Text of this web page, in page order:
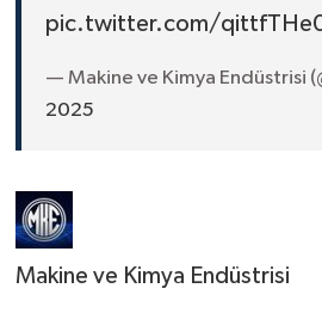
pic.twitter.com/
— Makine ve Kimya Endüstrisi
2025
Makine ve Kimya Endüstrisi